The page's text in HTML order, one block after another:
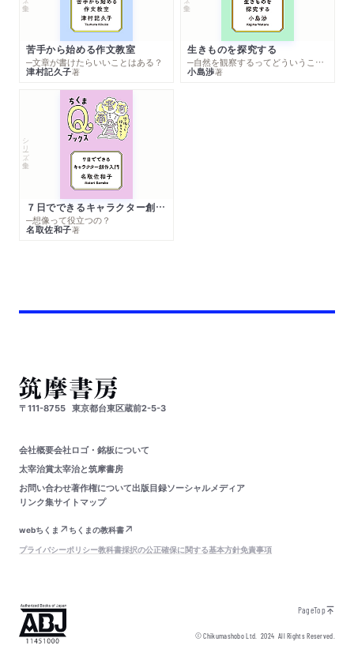
苦手から始める作文教室
─文章が書けたらいいことはある？
津村記久子著
生きものを探究する
─自然を観察するってどういうこと？
小島渉著
シリーズ・全集
７日でできるキャラクター創作入門
─想像って役立つの？
名取佐和子著
〒111-8755 東京都台東区蔵前2-5-3
会社概要会社ロゴ・銘板について
太宰治賞太宰治と筑摩書房
お問い合わせ著作権について出版目録ソーシャルメディア
リンク集サイトマップ
webちくま
ちくまの教科書
プライバシーポリシー教科書採択の公正確保に関する基本方針免責事項
PageTop
© Chikumashobo Ltd.2024 All Rights Reserved.